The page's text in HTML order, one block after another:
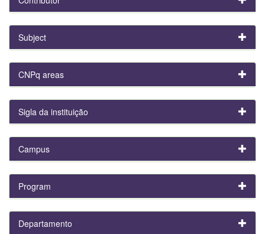
Subject
CNPq areas
Sigla da instituição
Campus
Program
Departamento